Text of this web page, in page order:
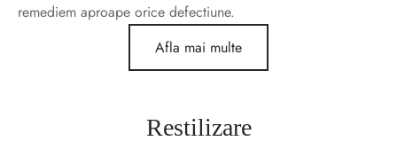
remediem aproape orice defectiune.
Afla mai multe
Restilizare